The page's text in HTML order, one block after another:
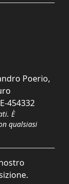
Poerio,
454332
È
qualsiasi